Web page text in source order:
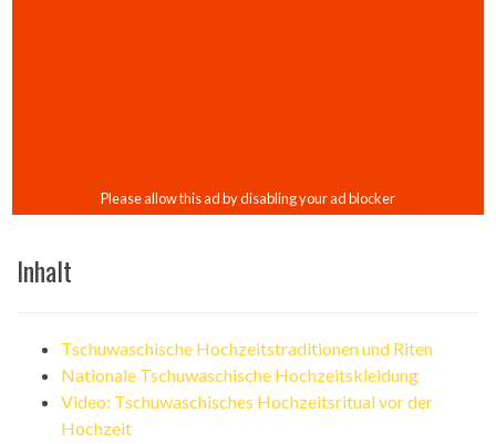
Inhalt
Tschuwaschische Hochzeitstraditionen und Riten
Nationale Tschuwaschische Hochzeitskleidung
Video: Tschuwaschisches Hochzeitsritual vor der
Hochzeit